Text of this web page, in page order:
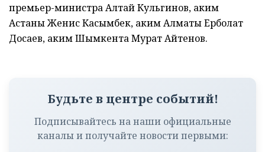
премьер-министра Алтай Кульгинов, аким
Астаны Женис Касымбек, аким Алматы Ерболат
Досаев, аким Шымкента Мурат Айтенов.
Будьте в центре событий!
Подписывайтесь на наши официальные
каналы и получайте новости первыми: